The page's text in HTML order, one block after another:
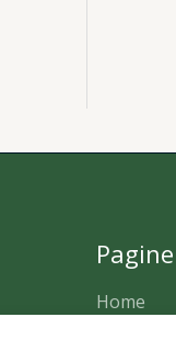
Home